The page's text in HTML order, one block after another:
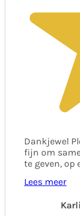
Dankjewel
fijn om
te geven, op
Lees meer